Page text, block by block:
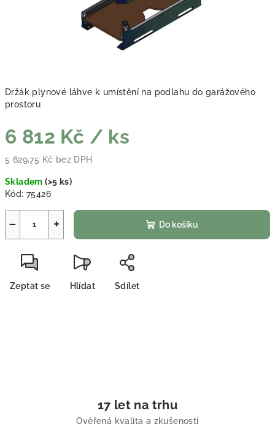
Držák plynové láhve k umístění na podlahu do garážového
prostoru
6 812 Kč / ks
5 629,75 Kč bez DPH
Skladem(>5 ks)
Kód: 75426
+
− Do košíku
Zeptat se Hlídat Sdílet
17 let na trhu
Ověřená kvalita a zkušenosti